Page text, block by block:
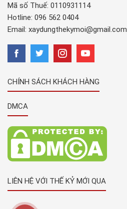
Mã số Thuế: 0110931114
Hotline: 096 562 0404
Email: xaydungthekymoi@gmail.com
CHÍNH SÁCH KHÁCH HÀNG
DMCA
LIÊN HỆ VỚI THẾ KỶ MỚI QUA